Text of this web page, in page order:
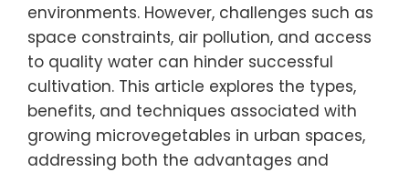
environments. However, challenges such as
space constraints, air pollution, and access
to quality water can hinder successful
cultivation. This article explores the types,
benefits, and techniques associated with
growing microvegetables in urban spaces,
addressing both the advantages and